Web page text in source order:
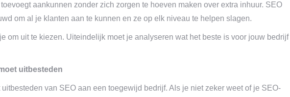
aankunnen zonder zich zorgen te hoeven maken over extra inhuur. SEO
om al je klanten aan te kunnen en ze op elk niveau te helpen slagen.
om uit te kiezen. Uiteindelijk moet je analyseren wat het beste is voor jouw bedrijf
uitbesteden
van SEO aan een toegewijd bedrijf. Als je niet zeker weet of je SEO-